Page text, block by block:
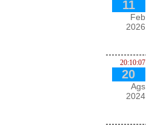
11
Feb
2026
20:10:07
20
Ags
2024